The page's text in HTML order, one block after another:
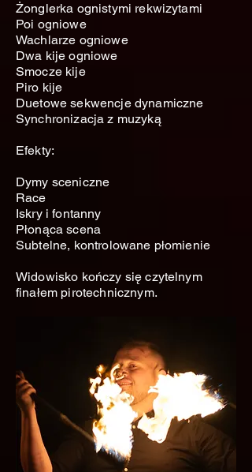
Żonglerka ognistymi rekwizytami
Poi ogniowe
Wachlarze ogniowe
Dwa kije ogniowe
Smocze kije
Piro kije
Duetowe sekwencje dynamiczne
Synchronizacja z muzyką
Efekty:
Dymy sceniczne
Race
Iskry i fontanny
Płonąca scena
Subtelne, kontrolowane płomienie
Widowisko kończy się czytelnym
finałem pirotechnicznym.